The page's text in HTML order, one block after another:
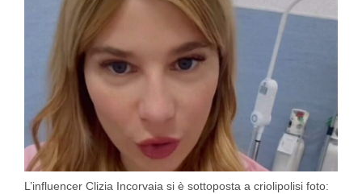
L’influencer Clizia Incorvaia si è sottoposta a criolipolisi foto: